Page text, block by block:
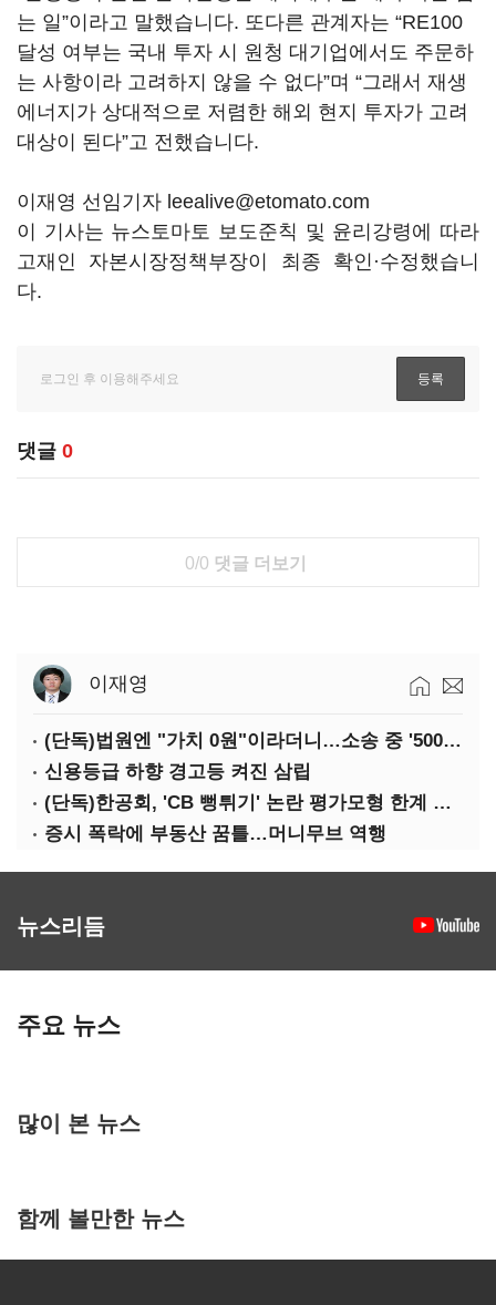
는 일”이라고 말했습니다. 또다른 관계자는 “RE100
달성 여부는 국내 투자 시 원청 대기업에서도 주문하
는 사항이라 고려하지 않을 수 없다”며 “그래서 재생
에너지가 상대적으로 저렴한 해외 현지 투자가 고려
대상이 된다”고 전했습니다.
이재영 선임기자 leealive@etomato.com
이 기사는 뉴스토마토 보도준칙 및 윤리강령에 따라
고재인 자본시장정책부장이 최종 확인·수정했습니
다.
댓글 0
0/0 댓글 더보기
이재영
(단독)법원엔 "가치 0원"이라더니…소송 중 '500원 유증' 강행한 라인게임즈
신용등급 하향 경고등 켜진 삼립
(단독)한공회, 'CB 뻥튀기' 논란 평가모형 한계 인정…당국 방관 속 장부 왜곡 수두룩
증시 폭락에 부동산 꿈틀…머니무브 역행
뉴스리듬
주요 뉴스
많이 본 뉴스
함께 볼만한 뉴스